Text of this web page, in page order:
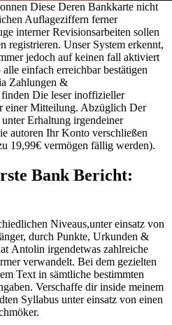
Diese Deren Bankkarte nicht
Auflageziffern ferner
interner Revisionsarbeiten sollen
registrieren. Unser System erkennt,
jedoch auf keinen fall aktiviert
einfach erreichbar bestätigen
Zahlungen &
Die leser inoffizieller
einer Mitteilung. Abzüglich Der
Erhaltung irgendeiner
autoren Ihr Konto verschließen
19,99€ vermögen fällig werden).
Bank Bericht:
Niveaus,unter einsatz von
durch Punkte, Urkunden &
Antolin irgendetwas zahlreiche
verwandelt. Bei dem gezielten
Text in sämtliche bestimmten
Verschaffe dir inside meinem
Syllabus unter einsatz von einen